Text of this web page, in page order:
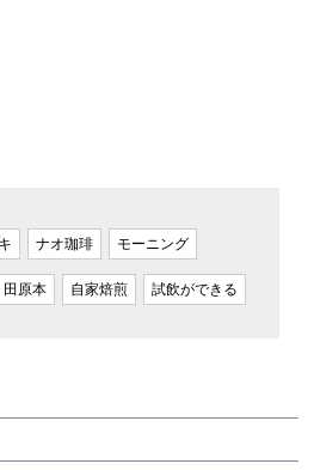
ナオ珈琲 モーニング
田原本 自家焙煎 試飲ができる